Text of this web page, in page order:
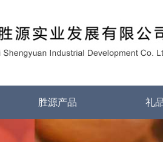
胜源产品 礼